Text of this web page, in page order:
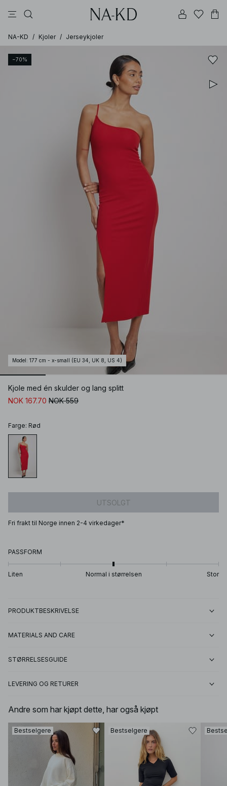
NA-KD / Kjoler / Jerseykjoler
−70%
Model : 177 cm - x-small (EU 34, UK 8, US 4)
Kjole med én skulder og lang splitt
NOK 167.70 NOK 559
Farge: Rød
UTSOLGT
Fri frakt til Norge innen 2-4 virkedager*
PASSFORM
Liten Normal i størrelsen Stor
PRODUKTBESKRIVELSE
MATERIALS AND CARE
STØRRELSESGUIDE
LEVERING OG RETURER
Andre som har kjøpt dette, har også kjøpt
Bestselgere Bestselgere